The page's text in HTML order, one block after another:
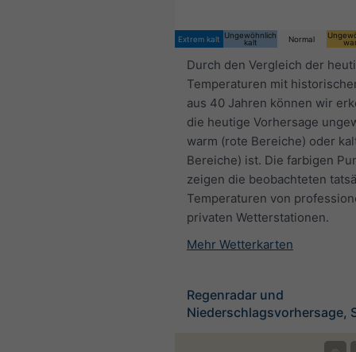
Extrem kalt
Ungewöhnlich
kalt
Normal
Durch den Vergleich der
Temperaturen mit
aus 40 Jahren können wir
die heutige Vorhersage
warm (rote Bereiche) oder
Bereiche) ist. Die farbigen
zeigen die beobachteten
Temperaturen von
privaten Wetterstationen.
Mehr Wetterkarten
Regenradar und
Niederschlagsvorhersage,